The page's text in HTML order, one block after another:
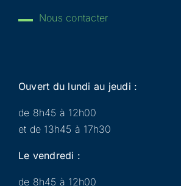
Nous contacter
Ouvert du lundi au jeudi :
de 8h45 à 12h00
et de 13h45 à 17h30
Le vendredi :
de 8h45 à 12h00